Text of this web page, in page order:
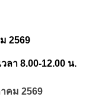
2569
ลา 8.00-12.00 น.
คม 2569